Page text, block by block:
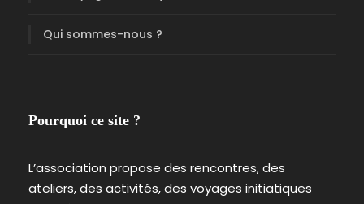
Qui sommes-nous ?
Pourquoi ce site ?
L’association propose des rencontres, des
ateliers, des activités, des voyages initiatiques